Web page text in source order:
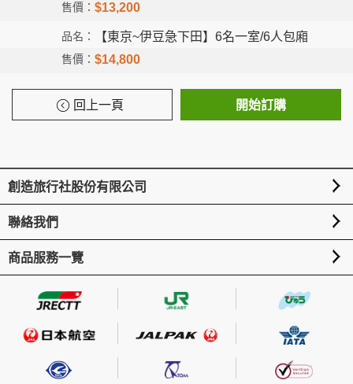
$13,200
【東京~伊豆急下田】6名一室/6人包廂
$14,800
回上一頁 開始訂購
創造旅行社股份有限公司
聯絡我們
商品服務一覽